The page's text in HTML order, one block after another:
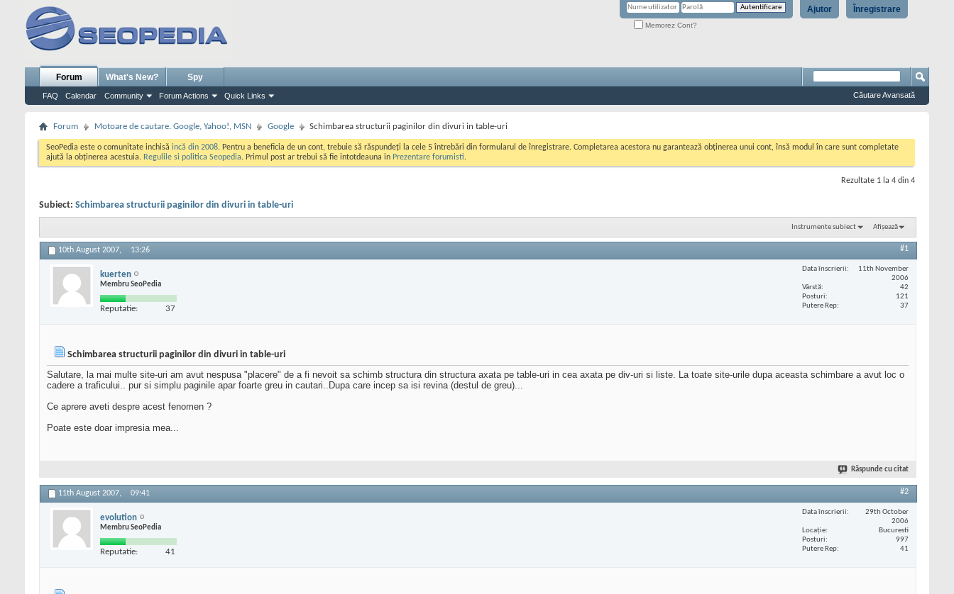
Înregistrare
Ajutor
Memorez Cont?
Forum
FAQ Calendar Community Forum Actions Quick Links
What's New? Spy
Căutare Avansată
Forum Motoare de cautare. Google, Yahoo!, MSN Google Schimbarea structurii paginilor din divuri in table-uri
SeoPedia este o comunitate inchisă incă din 2008. Pentru a beneficia de un cont, trebuie să răspundeți la cele 5 întrebări din formularul de înregistrare. Completarea acestora nu garantează obținerea unui cont, însă modul în care sunt completate
ajută la obținerea acestuia. Regulile si politica Seopedia. Primul post ar trebui să fie intotdeauna in Prezentare forumisti.
Rezultate 1 la 4 din 4
Subiect: Schimbarea structurii paginilor din divuri in table-uri
Instrumente subiect Afișează
10th August 2007, 13:26 #1
kuerten
Membru SeoPedia
Reputatie: 37
Data înscrierii
11th November
2006
Vârstă
42
Posturi
121
Putere Rep
37
Schimbarea structurii paginilor din divuri in table-uri
Salutare, la mai multe site-uri am avut nespusa "placere" de a fi nevoit sa schimb structura din structura axata pe table-uri in cea axata pe div-uri si liste. La toate site-urile dupa aceasta schimbare a avut loc o
cadere a traficului.. pur si simplu paginile apar foarte greu in cautari..Dupa care incep sa isi revina (destul de greu)...
Ce aprere aveti despre acest fenomen ?
Poate este doar impresia mea...
Răspunde cu citat
11th August 2007, 09:41 #2
evolution
Membru SeoPedia
Reputatie: 41
Data înscrierii
29th October
2006
Locaţie
Bucuresti
Posturi
997
Putere Rep
41